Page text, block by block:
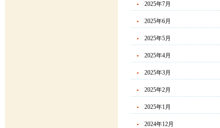
2025年7月
2025年6月
2025年5月
2025年4月
2025年3月
2025年2月
2025年1月
2024年12月